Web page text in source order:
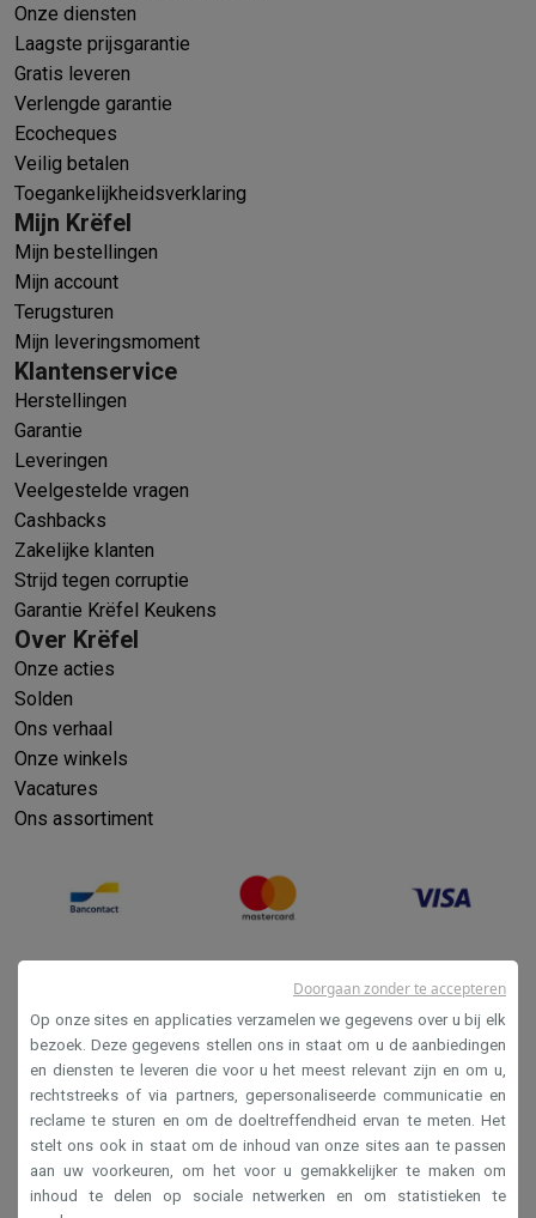
Onze diensten
Laagste prijsgarantie
Gratis leveren
Verlengde garantie
Ecocheques
Veilig betalen
Toegankelijkheidsverklaring
Mijn Krëfel
Mijn bestellingen
Mijn account
Terugsturen
Mijn leveringsmoment
Klantenservice
Herstellingen
Garantie
Leveringen
Veelgestelde vragen
Cashbacks
Zakelijke klanten
Strijd tegen corruptie
Garantie Krëfel Keukens
Over Krëfel
Onze acties
Solden
Ons verhaal
Onze winkels
Vacatures
Ons assortiment
Verkoopsvoorwaarden
Privacy
Disclaimer
Cookies
Op onze sites en applicaties verzamelen we gegevens over u bij elk
bezoek. Deze gegevens stellen ons in staat om u de aanbiedingen
en diensten te leveren die voor u het meest relevant zijn en om u,
rechtstreeks of via partners, gepersonaliseerde communicatie en
reclame te sturen en om de doeltreffendheid ervan te meten. Het
stelt ons ook in staat om de inhoud van onze sites aan te passen
aan uw voorkeuren, om het voor u gemakkelijker te maken om
inhoud te delen op sociale netwerken en om statistieken te
Doorgaan zonder te accepteren